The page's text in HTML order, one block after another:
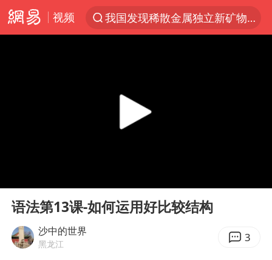
视频
我国发现稀散金属独立新矿物——乌斯河锗矿
朱一龙的鼻子怎么了
上海地铁4条线路全线停运
Play
语法第13课-如何运用好比较结构
沙中的世界
黑龙江 3